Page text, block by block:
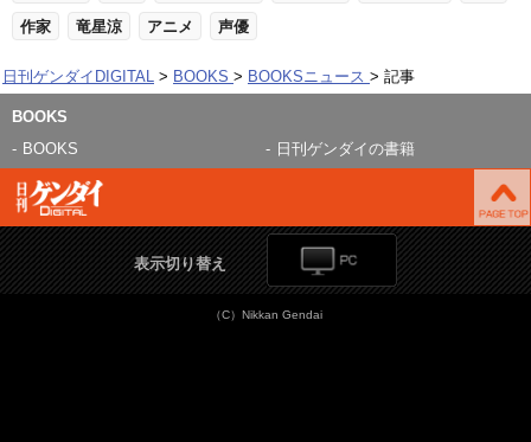
作家 竜星涼 アニメ 声優
日刊ゲンダイDIGITAL BOOKS BOOKSニュース 記事
BOOKS
BOOKS
日刊ゲンダイの書籍
表示切り替え
（C）Nikkan Gendai